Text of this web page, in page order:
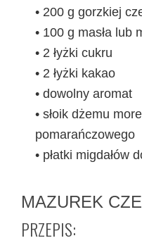
• 200 g gorzkiej
• 100 g masła lub
• 2 łyżki cukru
• 2 łyżki kakao
• dowolny aromat
• słoik dżemu
pomarańczowego
• płatki migdałów
MAZUREK
PRZEPIS: